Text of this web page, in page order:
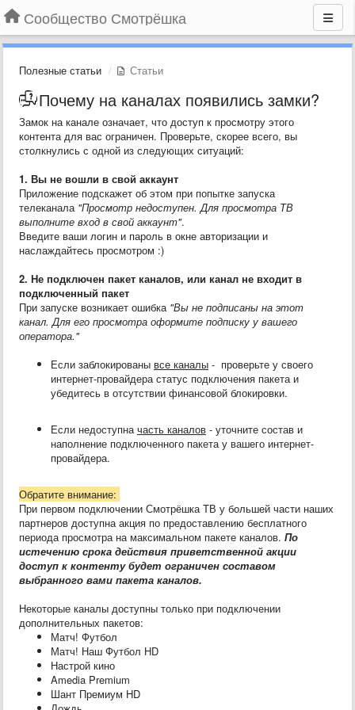
Сообщество Смотрёшка
Полезные статьи Статьи
Почему на каналах появились замки?
Замок на канале означает, что доступ к просмотру этого
контента для вас ограничен. Проверьте, скорее всего, вы
столкнулись с одной из следующих ситуаций:
1. Вы не вошли в свой аккаунт
Приложение подскажет об этом при попытке запуска
телеканала "Просмотр недоступен. Для просмотра ТВ
выполните вход в свой аккаунт".
Введите ваши логин и пароль в окне авторизации и
наслаждайтесь просмотром :)
2. Не подключен пакет каналов, или канал не входит в
подключенный пакет
При запуске возникает ошибка "Вы не подписаны на этот
канал. Для его просмотра оформите подписку у вашего
оператора."
Если заблокированы все каналы - проверьте у своего
интернет-провайдера статус подключения пакета и
убедитесь в отсутствии финансовой блокировки.
Если недоступначасть каналов - уточните состав и
наполнение подключенного пакета у вашего интернет-
провайдера.
Обратите внимание:
При первом подключении Смотрёшка ТВ у большей части наших
партнеров доступна акция по предоставлению бесплатного
периода просмотра на максимальном пакете каналов. По
истечению срока действия приветственной акции
доступ к контенту будет ограничен составом
выбранного вами пакета каналов.
Некоторые каналы доступны только при подключении
дополнительных пакетов:
Матч! Футбол
Матч! Наш Футбол HD
Настрой кино
Amedia Premium
Шант Премиум HD